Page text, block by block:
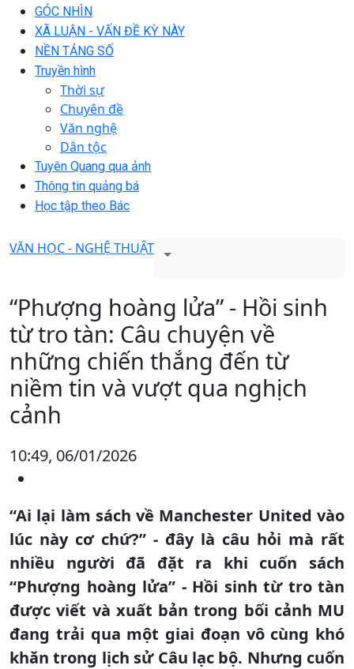
GÓC NHÌN
XÃ LUẬN - VẤN ĐỀ KỲ NÀY
NỀN TẢNG SỐ
Truyền hình
Thời sự
Chuyên đề
Văn nghệ
Dân tộc
Tuyên Quang qua ảnh
Thông tin quảng bá
Học tập theo Bác
VĂN HỌC - NGHỆ THUẬT
“Phượng hoàng lửa” - Hồi sinh
từ tro tàn: Câu chuyện về
những chiến thắng đến từ
niềm tin và vượt qua nghịch
cảnh
10:49, 06/01/2026
“Ai lại làm sách về Manchester United vào
lúc này cơ chứ?” - đây là câu hỏi mà rất
nhiều người đã đặt ra khi cuốn sách
“Phượng hoàng lửa” - Hồi sinh từ tro tàn
được viết và xuất bản trong bối cảnh MU
đang trải qua một giai đoạn vô cùng khó
khăn trong lịch sử Câu lạc bộ. Nhưng cuốn